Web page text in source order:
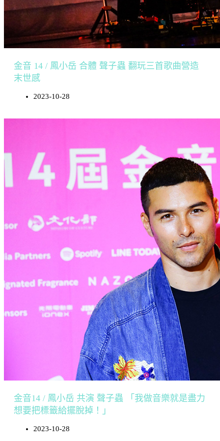
金音 14 / 鳳小岳 合體 聲子蟲 翻玩三首歌曲營造
末世感
2023-10-28
金音14 / 鳳小岳 共演 聲子蟲 「我做音樂就是盡力
想要把標籤給擺脫掉！」
2023-10-28